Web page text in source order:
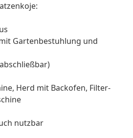
Gartenbestuhlung und
Herd mit Backofen, Filter-
nutzbar